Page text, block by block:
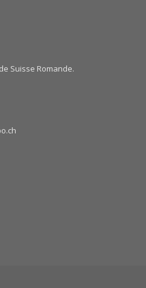
Suisse Romande.